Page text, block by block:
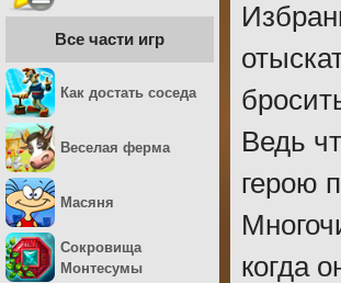
Ведь
герою
когда
Все части игр
Как достать соседа
Веселая ферма
Масяня
Сокровища
Монтесумы